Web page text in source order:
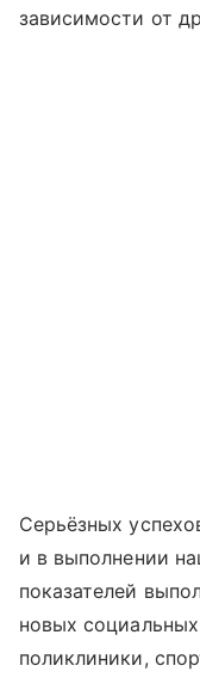
зависимости от
Серьёзных
и в выполнении
показателей
новых
поликлиники,